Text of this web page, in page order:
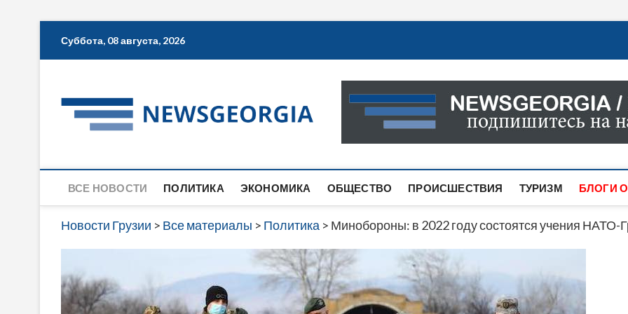
Суббота, 08 августа, 2026
Новости Грузии
САМАЯ АКТУАЛЬНАЯ ИНФОРМАЦИЯ О СОБЫТИЯХ
САЙТЕ ВЫ НАЙДЕТЕ НОВОСТИ ПОЛИТИКИ,
ВСЕ НОВОСТИ ПОЛИТИКА ЭКОНОМИКА ОБЩЕСТВО ПРОИСШЕСТВИЯ ТУРИЗМ БЛОГИ
Новости Грузии > Все материалы > Политика > Минобороны: в 2022 году состоятся учения НАТО-